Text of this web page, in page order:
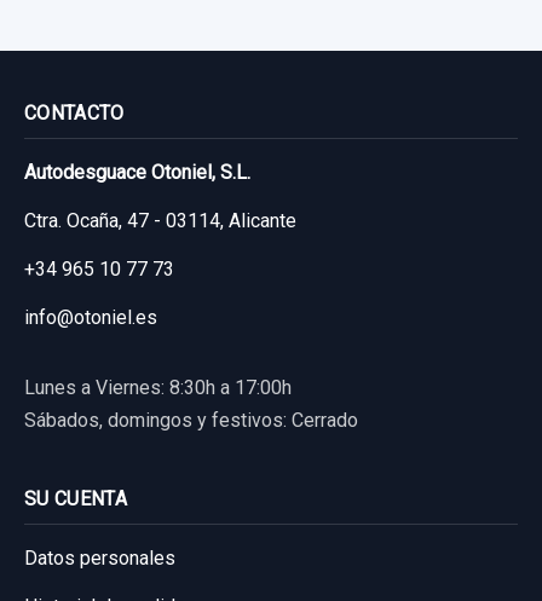
usado.
MERCEDES-BENZ CLASE CLK (W209)
COUPE 270 CDI (209.316)
Garantía 1 año
30,00 €
CONTACTO
Autodesguace Otoniel, S.L.
Ctra. Ocaña, 47 - 03114, Alicante
+34 965 10 77 73
info@otoniel.es
Lunes a Viernes: 8:30h a 17:00h
Sábados, domingos y festivos: Cerrado
SU CUENTA
Datos personales